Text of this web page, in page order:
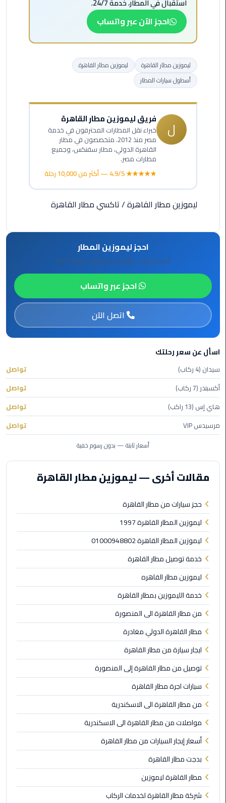
الأحمر
ليموزين
مطار
القاهرة
اسكندرية
ليموزين
مطار
برج
العرب
ليموزين
المطار
الخط
الساخن
ليموزين
العلمين
توصيل
المطار
ليموزين
مطار
مرسي
مطروح
ليموزين
مطار
اكتوبر
ليموزين
مطار
الغردقة
ليموزين
مطار
القاهرة
أسعار
ليموزين
مطار
شرم
الشيخ
استقبال في المطار، خدمة 24/7.
احجز الآن عبر واتساب
ليموزين مطار القاهرة
ليموزين مطار القاهرة
أسطول سيارات المطار
ل فريق ليموزين مطار القاهرة
خبراء نقل المطارات المحترفون في خدمة
مصر منذ 2012. متخصصون في مطار
القاهرة الدولي، مطار سفنكس، وجميع
مطارات مصر.
★★★★★ 4.9/5 — أكثر من 10,000 رحلة
ليموزين مطار القاهرة/تاكسي مطار القاهرة
احجز ليموزين المطار
أسعار ثابتة، سائقون محترفون، خدمة 24/7
احجز عبر واتساب
اتصل الآن
اسأل عن سعر رحلتك
سيدان (4 ركاب)
تواصل
أكسبندر (7 ركاب)
تواصل
هاي إس (13 راكب)
تواصل
مرسيدس VIP
تواصل
أسعار ثابتة — بدون رسوم خفية
مقالات أخرى — ليموزين مطار القاهرة
حجز سيارات من مطار القاهرة
ليموزين المطار القاهرة 1997
ليموزين المطار القاهرة 01000948802
خدمة توصيل مطار القاهرة
ليموزين مطار القاهره
خدمة الليموزين بمطار القاهرة
من مطار القاهرة الى المنصورة
مطار القاهرة الدولي مغادرة
ايجار سيارة من مطار القاهرة
توصيل من مطار القاهرة إلى المنصورة
سيارات اجرة مطار القاهرة
من مطار القاهرة الى الاسكندرية
مواصلات من مطار القاهرة الى الاسكندرية
أسعار إيجار السيارات من مطار القاهرة
بدجت مطار القاهرة
مطار القاهرة ليموزين
شركة مطار القاهرة لخدمات الركاب